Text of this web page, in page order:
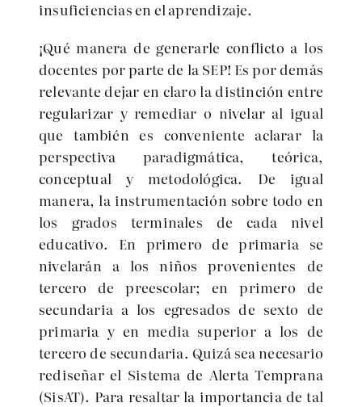
insuficiencias en el aprendizaje.
¡Qué manera de generarle conflicto a los
docentes por parte de la SEP! Es por demás
relevante dejar en claro la distinción entre
regularizar y remediar o nivelar al igual
que también es conveniente aclarar la
perspectiva paradigmática, teórica,
conceptual y metodológica. De igual
manera, la instrumentación sobre todo en
los grados terminales de cada nivel
educativo. En primero de primaria se
nivelarán a los niños provenientes de
tercero de preescolar; en primero de
secundaria a los egresados de sexto de
primaria y en media superior a los de
tercero de secundaria. Quizá sea necesario
rediseñar el Sistema de Alerta Temprana
(SisAT). Para resaltar la importancia de tal